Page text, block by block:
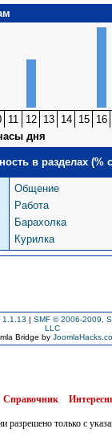
11 12 13 14 15
16
дня
в разделах (%
Общение
Работа
Барахолка
Курилка
1.1.13 | SMF © 2006-2009,
LLC
Bridge by
Справочник
разрешено только с